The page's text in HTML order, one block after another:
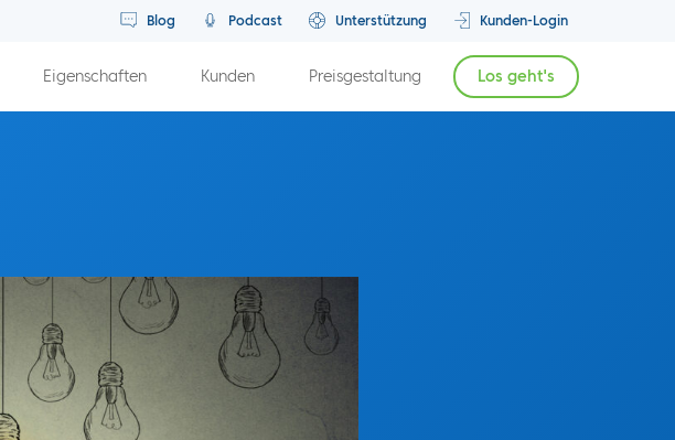
Blog Podcast Unterstützung Kunden-Login
Eigenschaften Kunden Preisgestaltung Los geht's